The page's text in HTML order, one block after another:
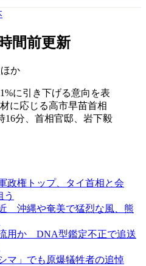
間前更新
ほか
政権トップ、タイ首相と会
沖縄や奄美で猛烈な風、熊
用か DNA型鑑定不正で追送
マ」でも原爆犠牲者の追悼